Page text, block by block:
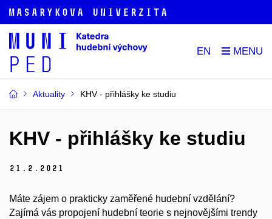
EN
Aktuality KHV - přihlášky ke studiu
KHV - přihlášky ke studiu
21. 2. 2021
Máte zájem o prakticky zaměřené hudební vzdělání?
Zajímá vás propojení hudební teorie s nejnovějšími trendy